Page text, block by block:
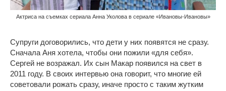
Актриса на съемках сериала Анна Уколова в сериале «Ивановы-Ивановы»
Супруги договорились, что дети у них появятся не сразу.
Сначала Аня хотела, чтобы они пожили «для себя».
Сергей не возражал. Их сын Макар появился на свет в
2011 году. В своих интервью она говорит, что многие ей
советовали рожать сразу, иначе просто с таким жутким